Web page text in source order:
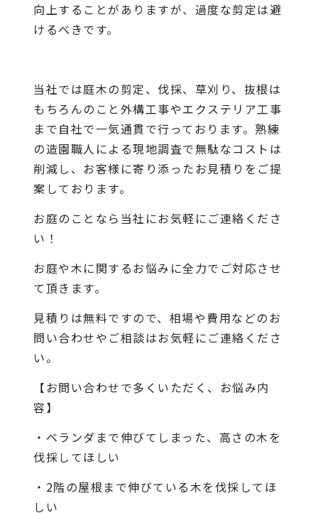
向上することがありますが、過度な剪定は避
けるべきです。
当社では庭木の剪定、伐採、草刈り、抜根は
もちろんのこと外構工事やエクステリア工事
まで自社で一気通貫で行っております。熟練
の造園職人による現地調査で無駄なコストは
削減し、お客様に寄り添ったお見積りをご提
案しております。
お庭のことなら当社にお気軽にご連絡くださ
い！
お庭や木に関するお悩みに全力でご対応させ
て頂きます。
見積りは無料ですので、相場や費用などのお
問い合わせやご相談はお気軽にご連絡くださ
い。
【お問い合わせで多くいただく、お悩み内
容】
・ベランダまで伸びてしまった、高さの木を
伐採してほしい
・2階の屋根まで伸びている木を伐採してほ
しい